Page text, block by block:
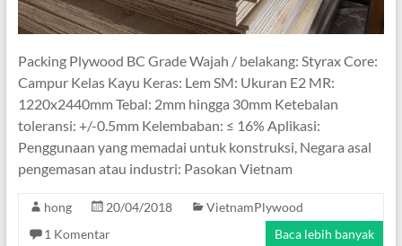
Packing Plywood BC Grade Wajah / belakang: Styrax Core:
Campur Kelas Kayu Keras: Lem SM: Ukuran E2 MR:
1220x2440mm Tebal: 2mm hingga 30mm Ketebalan
toleransi: +/-0.5mm Kelembaban: ≤ 16% Aplikasi:
Penggunaan yang memadai untuk konstruksi, Negara asal
pengemasan atau industri: Pasokan Vietnam
hong 20/04/2018
VietnamPlywood
1 Komentar
Baca lebih banyak